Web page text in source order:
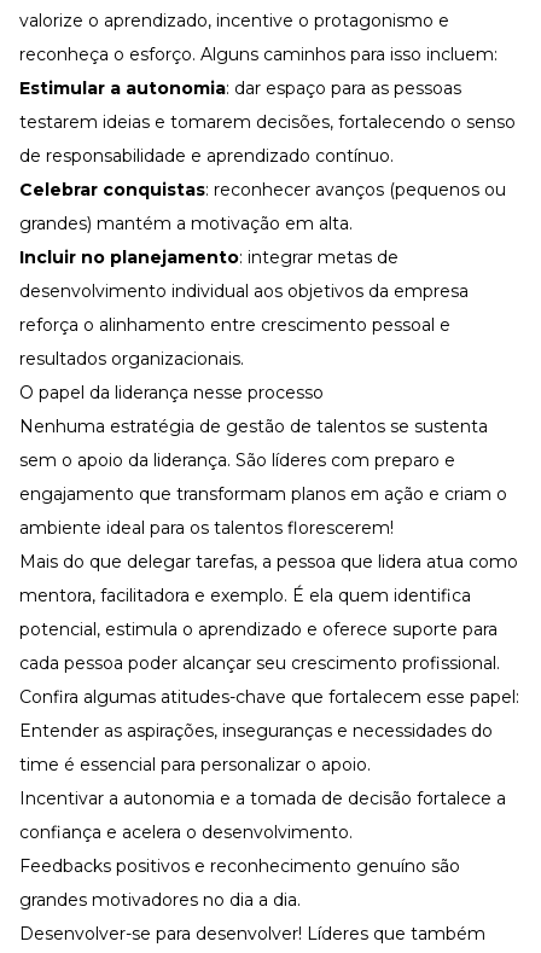
valorize o aprendizado, incentive o protagonismo e
reconheça o esforço. Alguns caminhos para isso incluem:
Estimular a autonomia: dar espaço para as pessoas
testarem ideias e tomarem decisões, fortalecendo o senso
de responsabilidade e aprendizado contínuo.
Celebrar conquistas: reconhecer avanços (pequenos ou
grandes) mantém a motivação em alta.
Incluir no planejamento: integrar metas de
desenvolvimento individual aos objetivos da empresa
reforça o alinhamento entre crescimento pessoal e
resultados organizacionais.
O papel da liderança nesse processo
Nenhuma estratégia de gestão de talentos se sustenta
sem o apoio da liderança. São líderes com preparo e
engajamento que transformam planos em ação e criam o
ambiente ideal para os talentos florescerem!
Mais do que delegar tarefas, a pessoa que lidera atua como
mentora, facilitadora e exemplo. É ela quem identifica
potencial, estimula o aprendizado e oferece suporte para
cada pessoa poder alcançar seu crescimento profissional.
Confira algumas atitudes-chave que fortalecem esse papel:
Entender as aspirações, inseguranças e necessidades do
time é essencial para personalizar o apoio.
Incentivar a autonomia e a tomada de decisão fortalece a
confiança e acelera o desenvolvimento.
Feedbacks positivos e reconhecimento genuíno são
grandes motivadores no dia a dia.
Desenvolver-se para desenvolver! Líderes que também